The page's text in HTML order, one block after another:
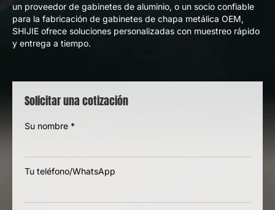
un proveedor de gabinetes de aluminio, o un socio confiable
para la fabricación de gabinetes de chapa metálica OEM,
SHIJIE ofrece soluciones personalizadas con muestreo rápido
y entrega a tiempo.
Solicitar una cotización
Su nombre *
Tu teléfono/WhatsApp